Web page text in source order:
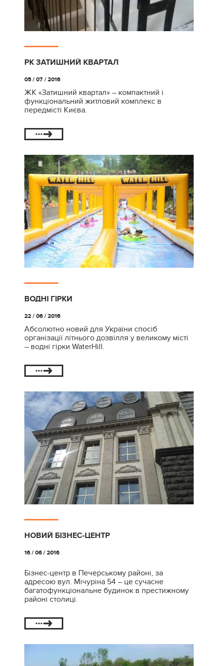
РК ЗАТИШНИЙ КВАРТАЛ
05 / 07 / 2016
ЖК «Затишний квартал» – компактний і
функціональний житловий комплекс в
передмісті Києва.
ВОДНІ ГІРКИ
22 / 06 / 2016
Абсолютно новий для України спосіб
організації літнього дозвілля у великому місті
– водні гірки WaterHill.
НОВИЙ БІЗНЕС-ЦЕНТР
16 / 06 / 2016
Бізнес-центр в Печерському районі, за
адресою вул. Мічуріна 54 – це сучасне
багатофункціональне будинок в престижному
районі столиці.